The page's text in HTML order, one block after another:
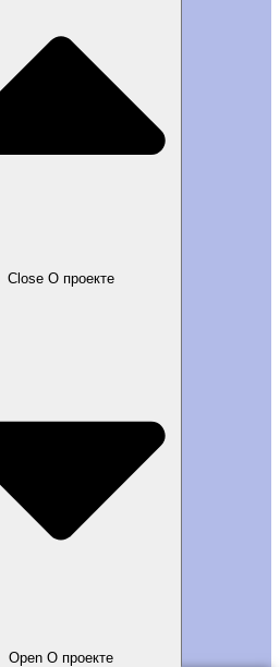
Close О проекте
Open О проекте